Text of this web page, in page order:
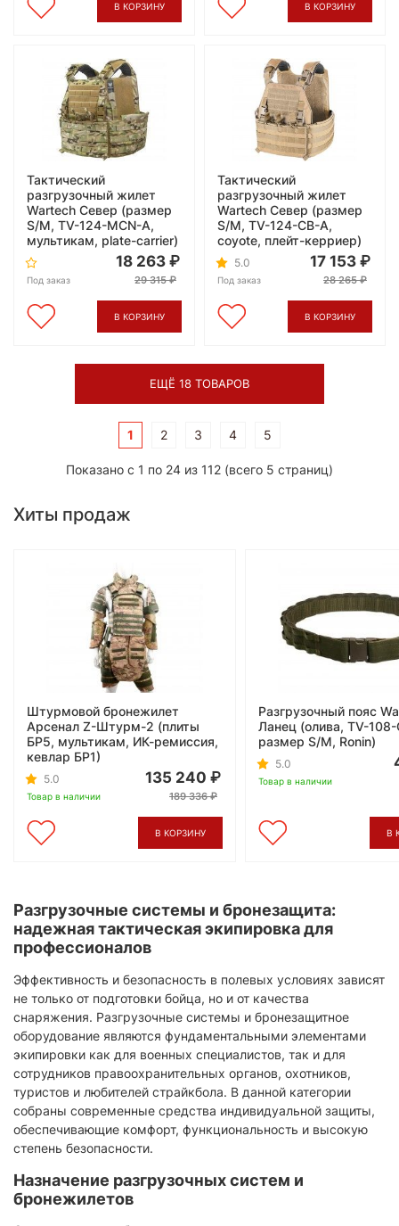
В КОРЗИНУ В КОРЗИНУ
Тактический
разгрузочный жилет
Wartech Север (размер
S/M, TV-124-MCN-A,
мультикам, plate-carrier)
Под заказ
18 263
29 315
В КОРЗИНУ
Тактический
разгрузочный жилет
Wartech Север (размер
S/M, TV-124-CB-A,
coyote, плейт-керриер)
5.0
Под заказ
17 153
28 265
В КОРЗИНУ
ЕЩЁ 18 ТОВАРОВ
1 2 3 4 5
Показано с 1 по 24 из 112 (всего 5 страниц)
Хиты продаж
Штурмовой бронежилет
Арсенал Z-Штурм-2 (плиты
БР5, мультикам, ИК-ремиссия,
кевлар БР1)
5.0
Товар в наличии
135 240
189 336
В КОРЗИНУ
Разгрузочный пояс
Ланец (олива, TV-108-
размер S/M, Ronin)
5.0
Товар в наличии
В
Разгрузочные системы и бронезащита:
надежная тактическая экипировка для
профессионалов
Эффективность и безопасность в полевых условиях зависят
не только от подготовки бойца, но и от качества
снаряжения. Разгрузочные системы и бронезащитное
оборудование являются фундаментальными элементами
экипировки как для военных специалистов, так и для
сотрудников правоохранительных органов, охотников,
туристов и любителей страйкбола. В данной категории
собраны современные средства индивидуальной защиты,
обеспечивающие комфорт, функциональность и высокую
степень безопасности.
Назначение разгрузочных систем и
бронежилетов